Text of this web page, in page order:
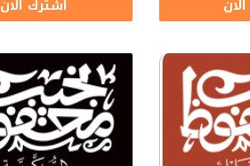
اشترك الآن